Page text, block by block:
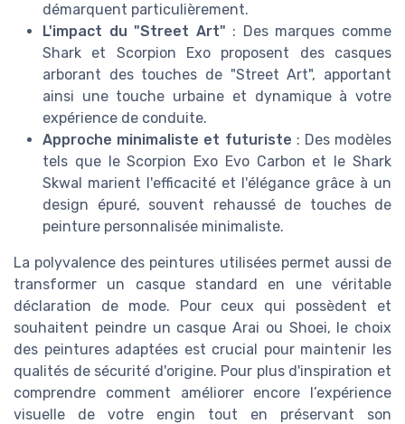
démarquent particulièrement.
L'impact du "Street Art" : Des marques comme
Shark et Scorpion Exo proposent des casques
arborant des touches de "Street Art", apportant
ainsi une touche urbaine et dynamique à votre
expérience de conduite.
Approche minimaliste et futuriste : Des modèles
tels que le Scorpion Exo Evo Carbon et le Shark
Skwal marient l'efficacité et l'élégance grâce à un
design épuré, souvent rehaussé de touches de
peinture personnalisée minimaliste.
La polyvalence des peintures utilisées permet aussi de
transformer un casque standard en une véritable
déclaration de mode. Pour ceux qui possèdent et
souhaitent peindre un casque Arai ou Shoei, le choix
des peintures adaptées est crucial pour maintenir les
qualités de sécurité d'origine. Pour plus d'inspiration et
comprendre comment améliorer encore l’expérience
visuelle de votre engin tout en préservant son